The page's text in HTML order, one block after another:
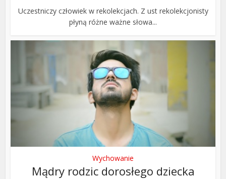
Uczestniczy człowiek w rekolekcjach. Z ust rekolekcjonisty
płyną różne ważne słowa...
Wychowanie
Mądry rodzic dorosłego dziecka